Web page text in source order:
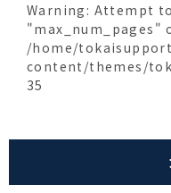
Warning : Attempt
"max_num_pages"
/home/
content/themes/
35